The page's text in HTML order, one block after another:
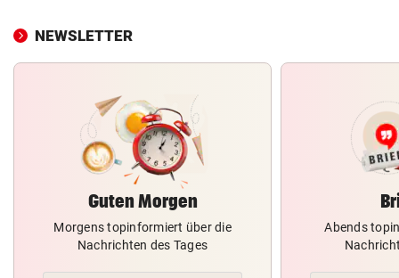
NEWSLETTER
Guten Morgen
Morgens topinformiert über die
Nachrichten des Tages
Abends